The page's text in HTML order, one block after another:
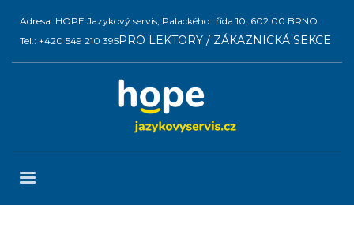
Adresa: HOPE Jazykový servis, Palackého třída 10, 602 00 BRNO
Tel.: +420 549 210 395PRO LEKTORY / ZÁKAZNICKÁ SEKCE